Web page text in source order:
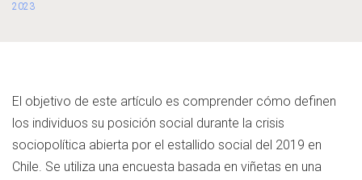
2023
El objetivo de este artículo es comprender cómo definen
los individuos su posición social durante la crisis
sociopolítica abierta por el estallido social del 2019 en
Chile. Se utiliza una encuesta basada en viñetas en una